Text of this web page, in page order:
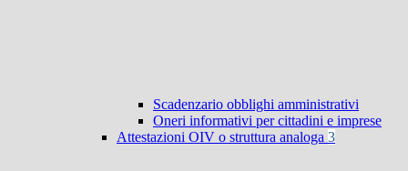
Scadenzario obblighi amministrativi
Oneri informativi per cittadini e imprese
Attestazioni OIV o struttura analoga 3